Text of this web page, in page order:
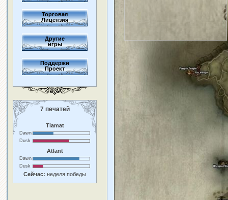
Торговая
Лицензия
Другие
игры
Поддержи
Проект
7 печатей
Tiamat
Dawn
Dusk
Atlant
Dawn
Dusk
Сейчас: неделя победы